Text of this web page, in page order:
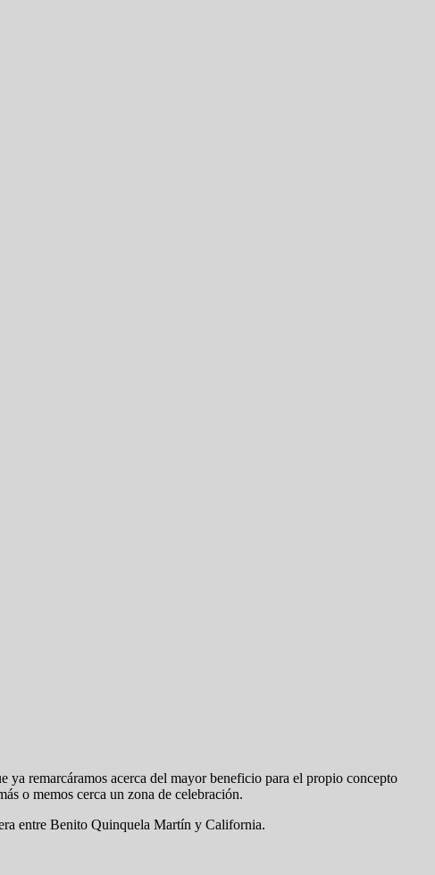
remarcáramos acerca del mayor beneficio para el propio concepto
o memos cerca un zona de celebración.
entre Benito Quinquela Martín y California.